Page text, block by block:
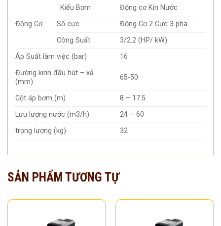
Động Cơ
Kiểu Bơm
Động cơ Kín Nước
Số cực
Động Cơ 2 Cực 3 pha
Công Suất
3/2.2 (HP/ kW)
Áp Suất làm việc (bar)
16
Đường kinh đầu hút – xả
(mm)
65-50
Cột áp bơm (m)
8 – 17.5
Lưu lượng nước (m3/h)
24 – 60
trọng lượng (kg)
32
SẢN PHẨM TƯƠNG TỰ